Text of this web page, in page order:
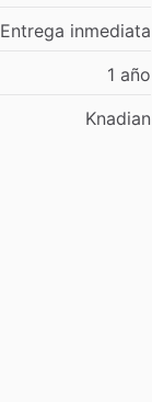
Entrega inmediata
1 año
Knadian